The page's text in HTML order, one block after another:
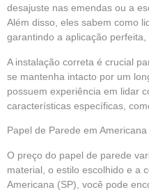
desajuste nas emendas ou a
Além disso, eles sabem como
garantindo a aplicação
A instalação correta é crucial
se mantenha intacto por um
possuem experiência em lidar
características específicas,
Papel de Parede em
O preço do papel de parede
material, o estilo escolhido e a
Americana (SP), você pode